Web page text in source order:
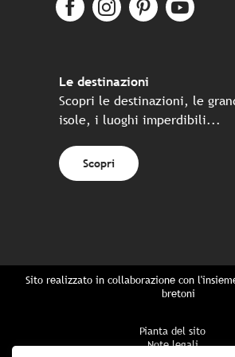
Le destinazioni
Scopri le destinazioni, le
isole, i luoghi imperdibili...
Scopri
Sito realizzato in collaborazione con
bretoni
Pianta del sito
Note legali